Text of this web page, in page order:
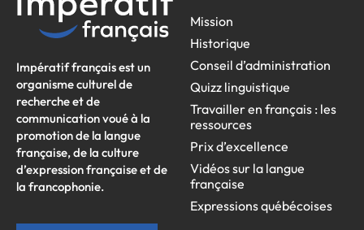
Impératif français est un
organisme culturel de
recherche et de
communication voué à la
promotion de la langue
française, de la culture
d’expression française et de
la francophonie.
Mission
Historique
Conseil d’administration
Quizz linguistique
Travailler en français : les
ressources
Prix d’excellence
Vidéos sur la langue
française
Expressions québécoises